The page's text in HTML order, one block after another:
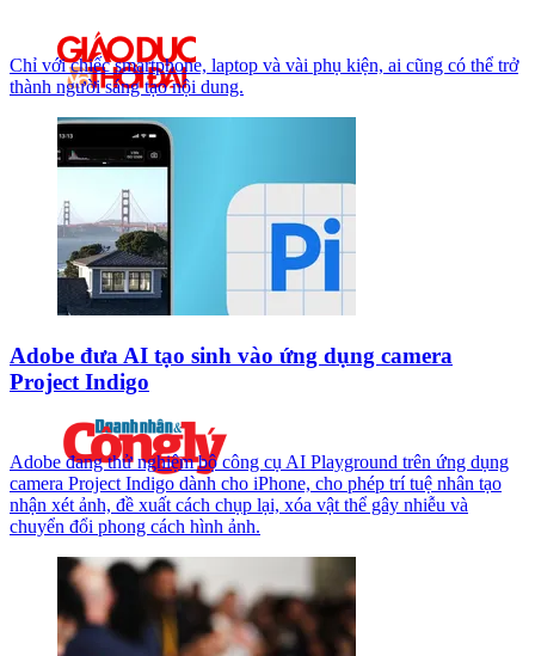
Chỉ với chiếc smartphone, laptop và vài phụ kiện, ai cũng có thể trở
thành người sáng tạo nội dung.
Adobe đưa AI tạo sinh vào ứng dụng camera
Project Indigo
Adobe đang thử nghiệm bộ công cụ AI Playground trên ứng dụng
camera Project Indigo dành cho iPhone, cho phép trí tuệ nhân tạo
nhận xét ảnh, đề xuất cách chụp lại, xóa vật thể gây nhiễu và
chuyển đổi phong cách hình ảnh.